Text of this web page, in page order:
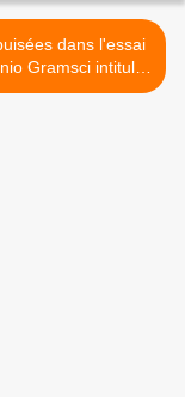
dans l'essai
Gramsci intitulé
"Je hais les indifférents" >